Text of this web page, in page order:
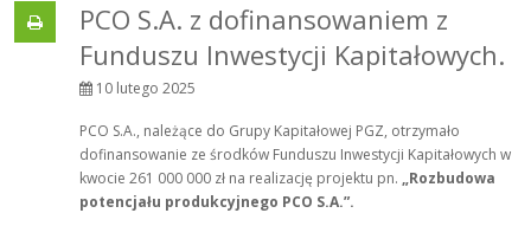
PCO S.A. z dofinansowaniem z
Funduszu Inwestycji Kapitałowych.
10 lutego 2025
PCO S.A., należące do Grupy Kapitałowej PGZ, otrzymało
dofinansowanie ze środków Funduszu Inwestycji Kapitałowych w
kwocie 261 000 000 zł na realizację projektu pn. „Rozbudowa
potencjału produkcyjnego PCO S.A.”.